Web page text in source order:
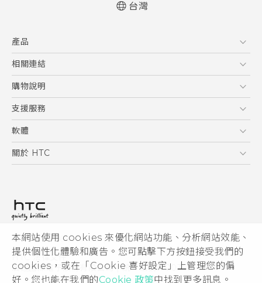
本網站使用 cookies 來優化網站功能、分析網站效能、
提供個性化體驗和廣告。您可點擊下方按鈕接受我們的
cookies，或在「Cookie 喜好設定」上管理您的偏
好。您也能在我們的Cookie 政策中找到更多訊息。
台灣
產品
5G
智慧型手機
配件
相關連結
HTC Research
購物說明
購物須知
訂單管理
付款方式
支援服務
到府收送維修服務
服務中心資訊
客戶服務佈告欄
軟體
應用程式
HTC Sync Manager
關於 HTC
投資人
隱私權政策
產品安全性
© 2011-2026 HTC Corporation
HTC 法律文件
宏達國際電子股份有限公司 | 統一編號16003518